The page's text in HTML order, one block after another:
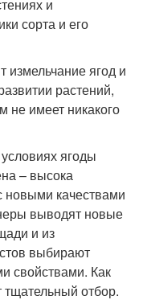
и
сорта и его
измельчание ягод и
растений,
имеет никакого
ягоды
– высока
новыми качествами
выводят новые
и из
выбирают
свойствами. Как
отбор.